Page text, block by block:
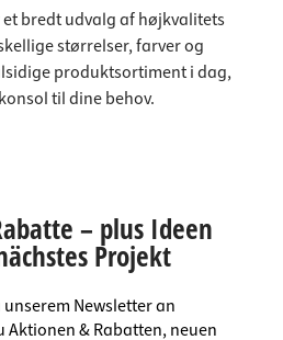
bredt udvalg af højkvalitets
størrelser, farver og
produktsortiment i dag,
til dine behov.
– plus Ideen
Projekt
unserem Newsletter an
Aktionen & Rabatten, neuen